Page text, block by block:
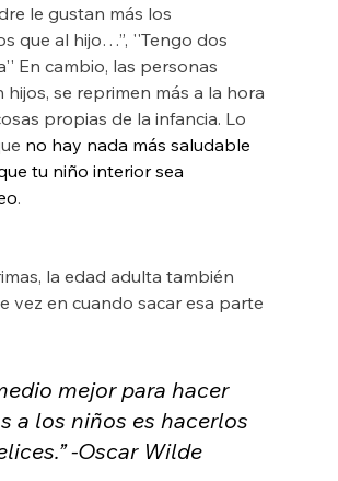
le gustan más los
que al hijo…”, ''Tengo dos
En cambio, las personas
hijos, se reprimen más a la hora
propias de la infancia. Lo
no hay nada más saludable
tu niño interior sea
.
la edad adulta también
vez en cuando sacar esa parte
mejor para hacer
a los niños es hacerlos
-Oscar Wilde